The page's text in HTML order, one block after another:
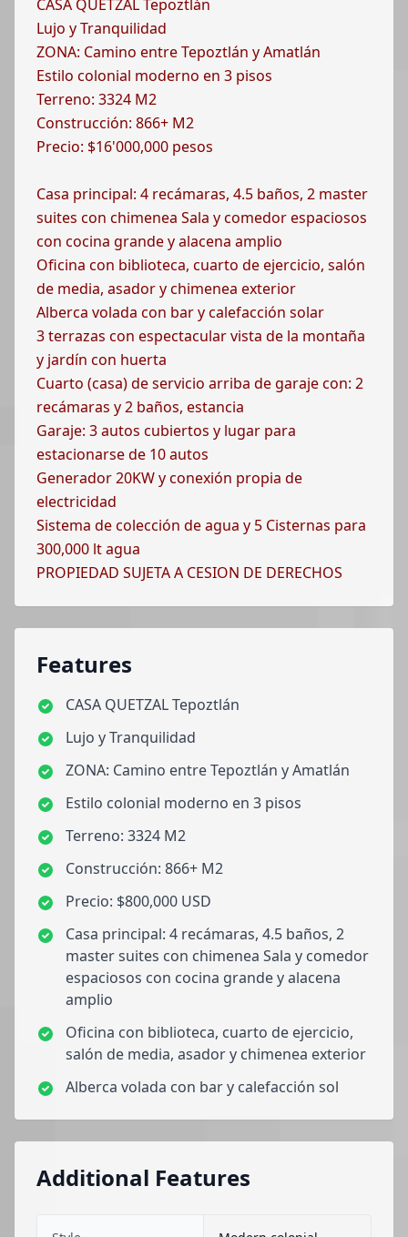
CASA QUETZAL Tepoztlán
Lujo y Tranquilidad
ZONA: Camino entre Tepoztlán y Amatlán
Estilo colonial moderno en 3 pisos
Terreno: 3324 M2
Construcción: 866+ M2
Precio: $16'000,000 pesos
Casa principal: 4 recámaras, 4.5 baños, 2 master
suites con chimenea Sala y comedor espaciosos
con cocina grande y alacena amplio
Oficina con biblioteca, cuarto de ejercicio, salón
de media, asador y chimenea exterior
Alberca volada con bar y calefacción solar
3 terrazas con espectacular vista de la montaña
y jardín con huerta
Cuarto (casa) de servicio arriba de garaje con: 2
recámaras y 2 baños, estancia
Garaje: 3 autos cubiertos y lugar para
estacionarse de 10 autos
Generador 20KW y conexión propia de
electricidad
Sistema de colección de agua y 5 Cisternas para
300,000 lt agua
PROPIEDAD SUJETA A CESION DE DERECHOS
Features
CASA QUETZAL Tepoztlán
Lujo y Tranquilidad
ZONA: Camino entre Tepoztlán y Amatlán
Estilo colonial moderno en 3 pisos
Terreno: 3324 M2
Construcción: 866+ M2
Precio: $800,000 USD
Casa principal: 4 recámaras, 4.5 baños, 2
master suites con chimenea Sala y comedor
espaciosos con cocina grande y alacena
amplio
Oficina con biblioteca, cuarto de ejercicio,
salón de media, asador y chimenea exterior
Alberca volada con bar y calefacción sol
Additional Features